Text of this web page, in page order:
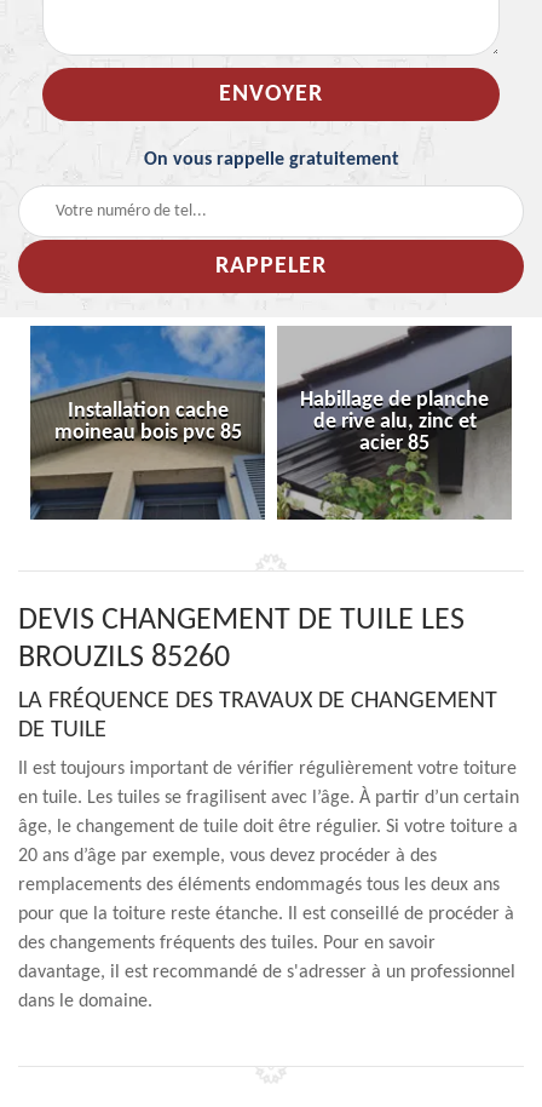
On vous rappelle gratuitement
Installation cache
moineau bois pvc 85
Habillage de planche
de rive alu, zinc et
acier 85
DEVIS CHANGEMENT DE TUILE LES
BROUZILS 85260
LA FRÉQUENCE DES TRAVAUX DE CHANGEMENT
DE TUILE
Il est toujours important de vérifier régulièrement votre toiture
en tuile. Les tuiles se fragilisent avec l’âge. À partir d’un certain
âge, le changement de tuile doit être régulier. Si votre toiture a
20 ans d’âge par exemple, vous devez procéder à des
remplacements des éléments endommagés tous les deux ans
pour que la toiture reste étanche. Il est conseillé de procéder à
des changements fréquents des tuiles. Pour en savoir
davantage, il est recommandé de s'adresser à un professionnel
dans le domaine.